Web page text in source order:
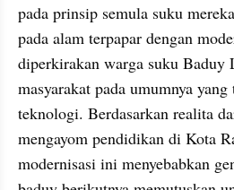
pada prinsip semula suku
pada alam terpapar dengan
diperkirakan warga suku Baduy
masyarakat pada umumnya
teknologi. Berdasarkan realita
mengayom pendidikan di Kota
modernisasi ini menyebabkan